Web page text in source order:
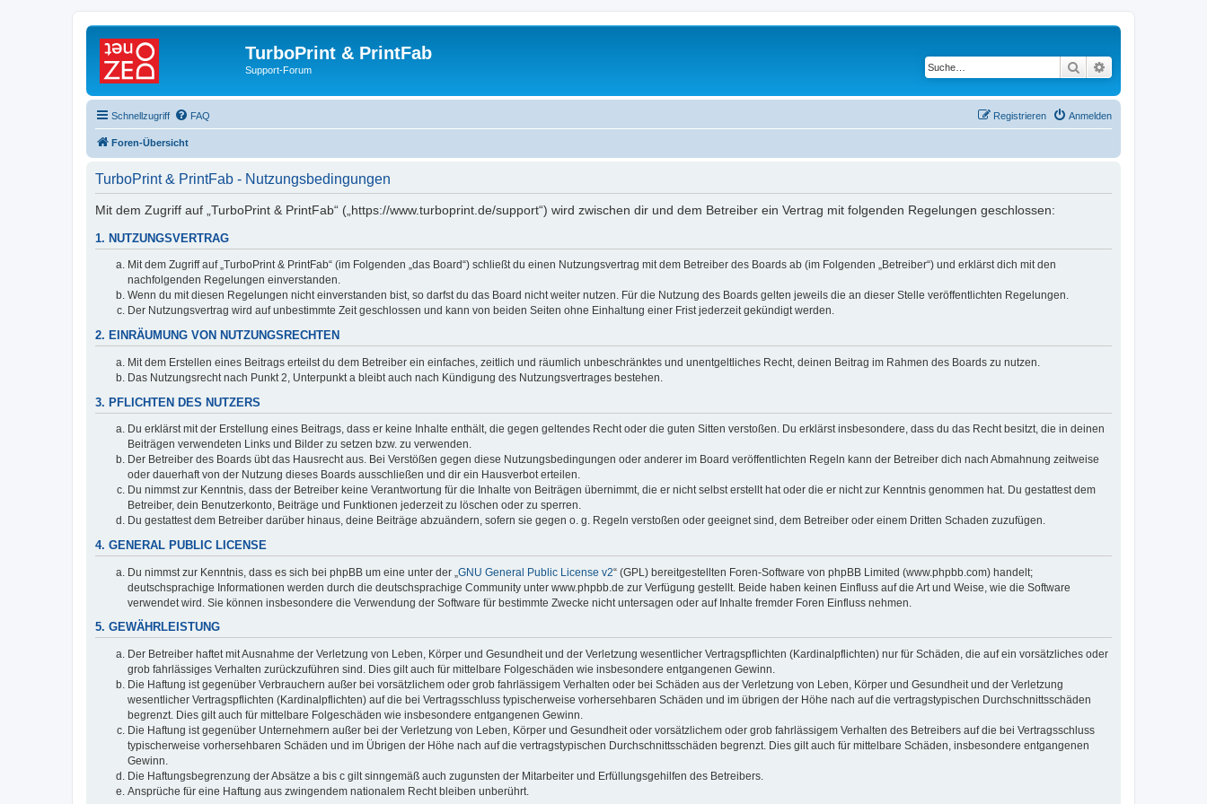
TurboPrint & PrintFab
Support-Forum Suche
Schnellzugriff FAQ Anmelden
Registrieren
Foren-Übersicht
TurboPrint & PrintFab - Nutzungsbedingungen
Mit dem Zugriff auf „TurboPrint & PrintFab“ („https://www.turboprint.de/support“) wird zwischen dir und dem Betreiber ein Vertrag mit folgenden Regelungen geschlossen:
1. NUTZUNGSVERTRAG
Mit dem Zugriff auf „TurboPrint & PrintFab“ (im Folgenden „das Board“) schließt du einen Nutzungsvertrag mit dem Betreiber des Boards ab (im Folgenden „Betreiber“) und erklärst dich mit den
nachfolgenden Regelungen einverstanden.
Wenn du mit diesen Regelungen nicht einverstanden bist, so darfst du das Board nicht weiter nutzen. Für die Nutzung des Boards gelten jeweils die an dieser Stelle veröffentlichten Regelungen.
Der Nutzungsvertrag wird auf unbestimmte Zeit geschlossen und kann von beiden Seiten ohne Einhaltung einer Frist jederzeit gekündigt werden.
2. EINRÄUMUNG VON NUTZUNGSRECHTEN
Mit dem Erstellen eines Beitrags erteilst du dem Betreiber ein einfaches, zeitlich und räumlich unbeschränktes und unentgeltliches Recht, deinen Beitrag im Rahmen des Boards zu nutzen.
Das Nutzungsrecht nach Punkt 2, Unterpunkt a bleibt auch nach Kündigung des Nutzungsvertrages bestehen.
3. PFLICHTEN DES NUTZERS
Du erklärst mit der Erstellung eines Beitrags, dass er keine Inhalte enthält, die gegen geltendes Recht oder die guten Sitten verstoßen. Du erklärst insbesondere, dass du das Recht besitzt, die in deinen
Beiträgen verwendeten Links und Bilder zu setzen bzw. zu verwenden.
Der Betreiber des Boards übt das Hausrecht aus. Bei Verstößen gegen diese Nutzungsbedingungen oder anderer im Board veröffentlichten Regeln kann der Betreiber dich nach Abmahnung zeitweise
oder dauerhaft von der Nutzung dieses Boards ausschließen und dir ein Hausverbot erteilen.
Du nimmst zur Kenntnis, dass der Betreiber keine Verantwortung für die Inhalte von Beiträgen übernimmt, die er nicht selbst erstellt hat oder die er nicht zur Kenntnis genommen hat. Du gestattest dem
Betreiber, dein Benutzerkonto, Beiträge und Funktionen jederzeit zu löschen oder zu sperren.
Du gestattest dem Betreiber darüber hinaus, deine Beiträge abzuändern, sofern sie gegen o. g. Regeln verstoßen oder geeignet sind, dem Betreiber oder einem Dritten Schaden zuzufügen.
4. GENERAL PUBLIC LICENSE
Du nimmst zur Kenntnis, dass es sich bei phpBB um eine unter der „ GNU General Public License v2“ (GPL) bereitgestellten Foren-Software von phpBB Limited (www.phpbb.com) handelt;
deutschsprachige Informationen werden durch die deutschsprachige Community unter www.phpbb.de zur Verfügung gestellt. Beide haben keinen Einfluss auf die Art und Weise, wie die Software
verwendet wird. Sie können insbesondere die Verwendung der Software für bestimmte Zwecke nicht untersagen oder auf Inhalte fremder Foren Einfluss nehmen.
5. GEWÄHRLEISTUNG
Der Betreiber haftet mit Ausnahme der Verletzung von Leben, Körper und Gesundheit und der Verletzung wesentlicher Vertragspflichten (Kardinalpflichten) nur für Schäden, die auf ein vorsätzliches oder
grob fahrlässiges Verhalten zurückzuführen sind. Dies gilt auch für mittelbare Folgeschäden wie insbesondere entgangenen Gewinn.
Die Haftung ist gegenüber Verbrauchern außer bei vorsätzlichem oder grob fahrlässigem Verhalten oder bei Schäden aus der Verletzung von Leben, Körper und Gesundheit und der Verletzung
wesentlicher Vertragspflichten (Kardinalpflichten) auf die bei Vertragsschluss typischerweise vorhersehbaren Schäden und im übrigen der Höhe nach auf die vertragstypischen Durchschnittsschäden
begrenzt. Dies gilt auch für mittelbare Folgeschäden wie insbesondere entgangenen Gewinn.
Die Haftung ist gegenüber Unternehmern außer bei der Verletzung von Leben, Körper und Gesundheit oder vorsätzlichem oder grob fahrlässigem Verhalten des Betreibers auf die bei Vertragsschluss
typischerweise vorhersehbaren Schäden und im Übrigen der Höhe nach auf die vertragstypischen Durchschnittsschäden begrenzt. Dies gilt auch für mittelbare Schäden, insbesondere entgangenen
Gewinn.
Die Haftungsbegrenzung der Absätze a bis c gilt sinngemäß auch zugunsten der Mitarbeiter und Erfüllungsgehilfen des Betreibers.
Ansprüche für eine Haftung aus zwingendem nationalem Recht bleiben unberührt.